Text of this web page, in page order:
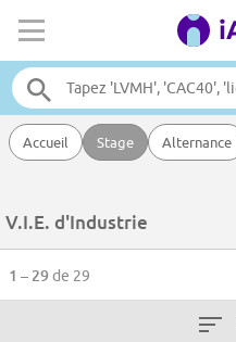
Accueil Stage Alternance
V.I.E. d'Industrie
1 – 29de 29